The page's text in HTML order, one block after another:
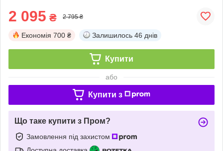
2 095 ₴ 2 795 ₴
Економія 700 ₴ Залишилось 46 днів
Купити
або
Купити з
Що таке купити з Пром?
Замовлення під захистом